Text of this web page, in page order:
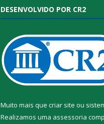
DESENVOLVIDO POR CR2
Muito mais que criar site ou
Realizamos uma assessoria